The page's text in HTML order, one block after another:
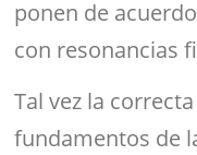
ponen de
con resonancias
Tal vez la
fundamentos de